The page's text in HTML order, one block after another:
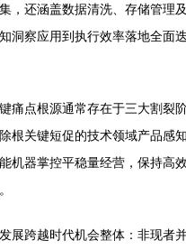
，还涵盖数据清洗、存储管
洞察应用到执行效率落地全
痛点根源通常存在于三大割裂
根关键短促的技术领域产品
机器掌控平稳量经营，保持
展跨越时代机会整体：非现